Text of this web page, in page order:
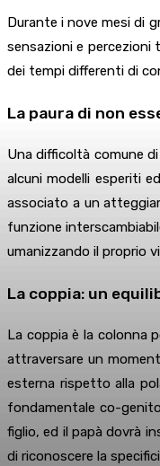
Durante i nove mesi di
sensazioni e percezioni
dei tempi differenti di
La paura di non
Una difficoltà comune
alcuni modelli esperiti
associato a un
funzione
umanizzando il proprio
La coppia: un
La coppia è la colonna
attraversare un
esterna rispetto alla
fondamentale co-
figlio, ed il papà dovrà
di riconoscere la